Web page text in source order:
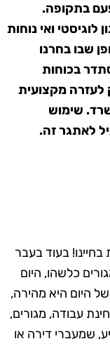
בתקופה.
ואי נוחות
שבו בחרנו
בכוחות
לעזרה מקצועית
שימוש
לאתגר זה.
בעוד בעבר
כלשהו, היום
היום היא מהירה,
עבודה, מגורים,
שמעברי דירה או